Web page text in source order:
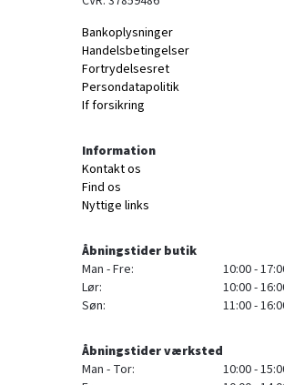
Bankoplysninger
Handelsbetingelser
Fortrydelsesret
Persondatapolitik
If forsikring
Information
Kontakt os
Find os
Nyttige links
Åbningstider butik
Man - Fre:
10:00 -
Lør:
10:00 -
Søn:
11:00 -
Åbningstider værksted
Man - Tor:
10:00 -